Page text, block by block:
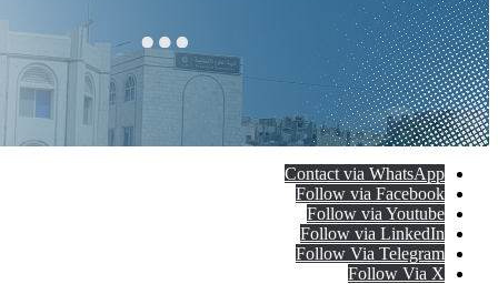
Contact via WhatsApp
Follow via Facebook
Follow via Youtube
Follow via LinkedIn
Follow Via Telegram
Follow Via X